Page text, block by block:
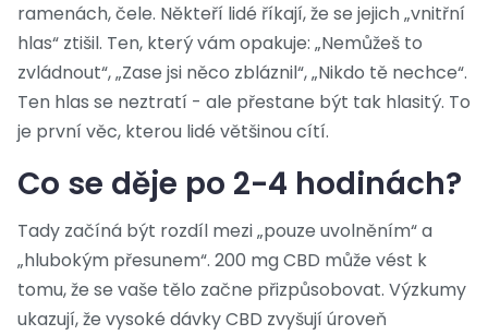
ramenách, čele. Někteří lidé říkají, že se jejich „vnitřní
hlas“ ztišil. Ten, který vám opakuje: „Nemůžeš to
zvládnout“, „Zase jsi něco zbláznil“, „Nikdo tě nechce“.
Ten hlas se neztratí - ale přestane být tak hlasitý. To
je první věc, kterou lidé většinou cítí.
Co se děje po 2-4 hodinách?
Tady začíná být rozdíl mezi „pouze uvolněním“ a
„hlubokým přesunem“. 200 mg CBD může vést k
tomu, že se vaše tělo začne přizpůsobovat. Výzkumy
ukazují, že vysoké dávky CBD zvyšují úroveň